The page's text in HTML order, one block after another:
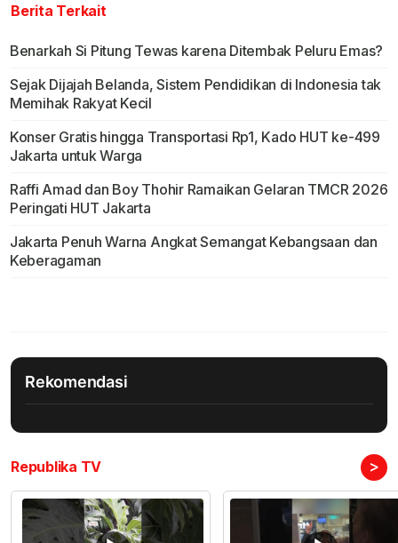
Berita Terkait
Benarkah Si Pitung Tewas karena Ditembak Peluru Emas?
Sejak Dijajah Belanda, Sistem Pendidikan di Indonesia tak
Memihak Rakyat Kecil
Konser Gratis hingga Transportasi Rp1, Kado HUT ke-499
Jakarta untuk Warga
Raffi Amad dan Boy Thohir Ramaikan Gelaran TMCR 2026
Peringati HUT Jakarta
Jakarta Penuh Warna Angkat Semangat Kebangsaan dan
Keberagaman
Rekomendasi
Republika TV >